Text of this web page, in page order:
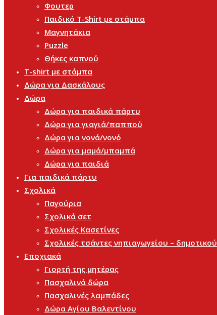
Φουτερ
Παιδικό T-Shirt με στάμπα
Μαγνητάκια
Puzzle
Θήκες καπνού
T-shirt με στάμπα
Δώρα για Δασκάλους
Δώρα
Δώρα για παιδικά πάρτυ
Δώρα για γιαγιά/παππού
Δώρα για νονά/νονό
Δώρα για μαμά/μπαμπά
Δώρα για παιδιά
Για παιδικά πάρτυ
Σχολικά
Παγούρια
Σχολικά σετ
Σχολικές Κασετίνες
Σχολικές τσάντες νηπιαγωγείου – δημοτικού
Εποχιακά
Γιορτή της μητέρας
Πασχαλινά δώρα
Πασχαλινές λαμπάδες
Δώρα Αγίου Βαλεντίνου